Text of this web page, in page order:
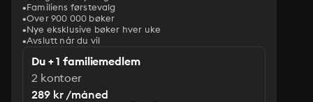
Familiens førstevalg
Over 900 000 bøker
Nye eksklusive bøker hver uke
Avslutt når du vil
Du + 1 familiemedlem
2 kontoer
289 kr /måned